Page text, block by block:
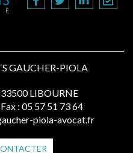
GAUCHER-PIOLA
LIBOURNE
: 05 57 51 73 64
piola-avocat.fr